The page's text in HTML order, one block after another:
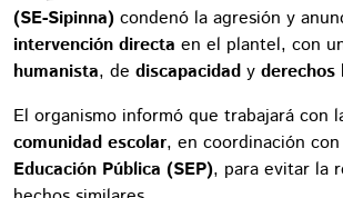
(SE-Sipinna) condenó la agresión y
intervención directa en el plantel, con
humanista, de discapacidad y derechos
El organismo informó que trabajará con
comunidad escolar, en coordinación
Educación Pública (SEP), para evitar la